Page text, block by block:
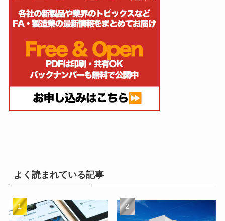
よく読まれている記事